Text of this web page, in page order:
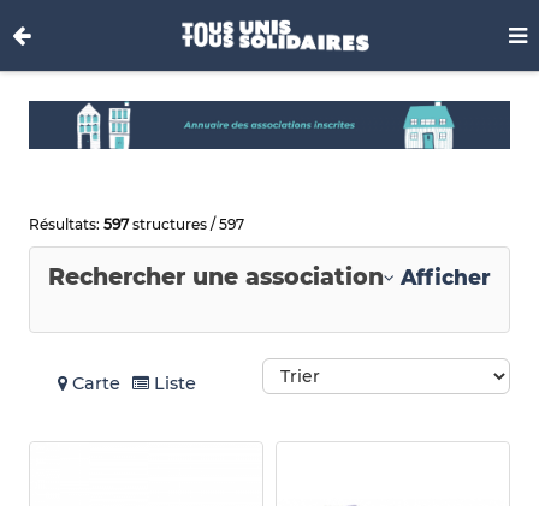
Résultats: 597structures / 597
Rechercher une association Afficher
Carte Liste